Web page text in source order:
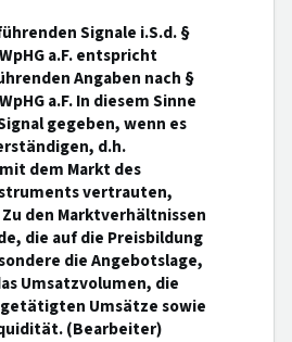
Signale i.S.d. §
a.F. entspricht
Angaben nach §
a.F. In diesem Sinne
gegeben, wenn es
d.h.
dem Markt des
vertrauten,
den Marktverhältnissen
die auf die Preisbildung
die Angebotslage,
Umsatzvolumen, die
Umsätze sowie
(Bearbeiter)